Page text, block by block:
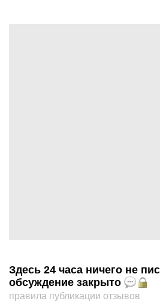
Здесь 24 часа ничего не
обсуждение закрыто
правила публикации отзывов